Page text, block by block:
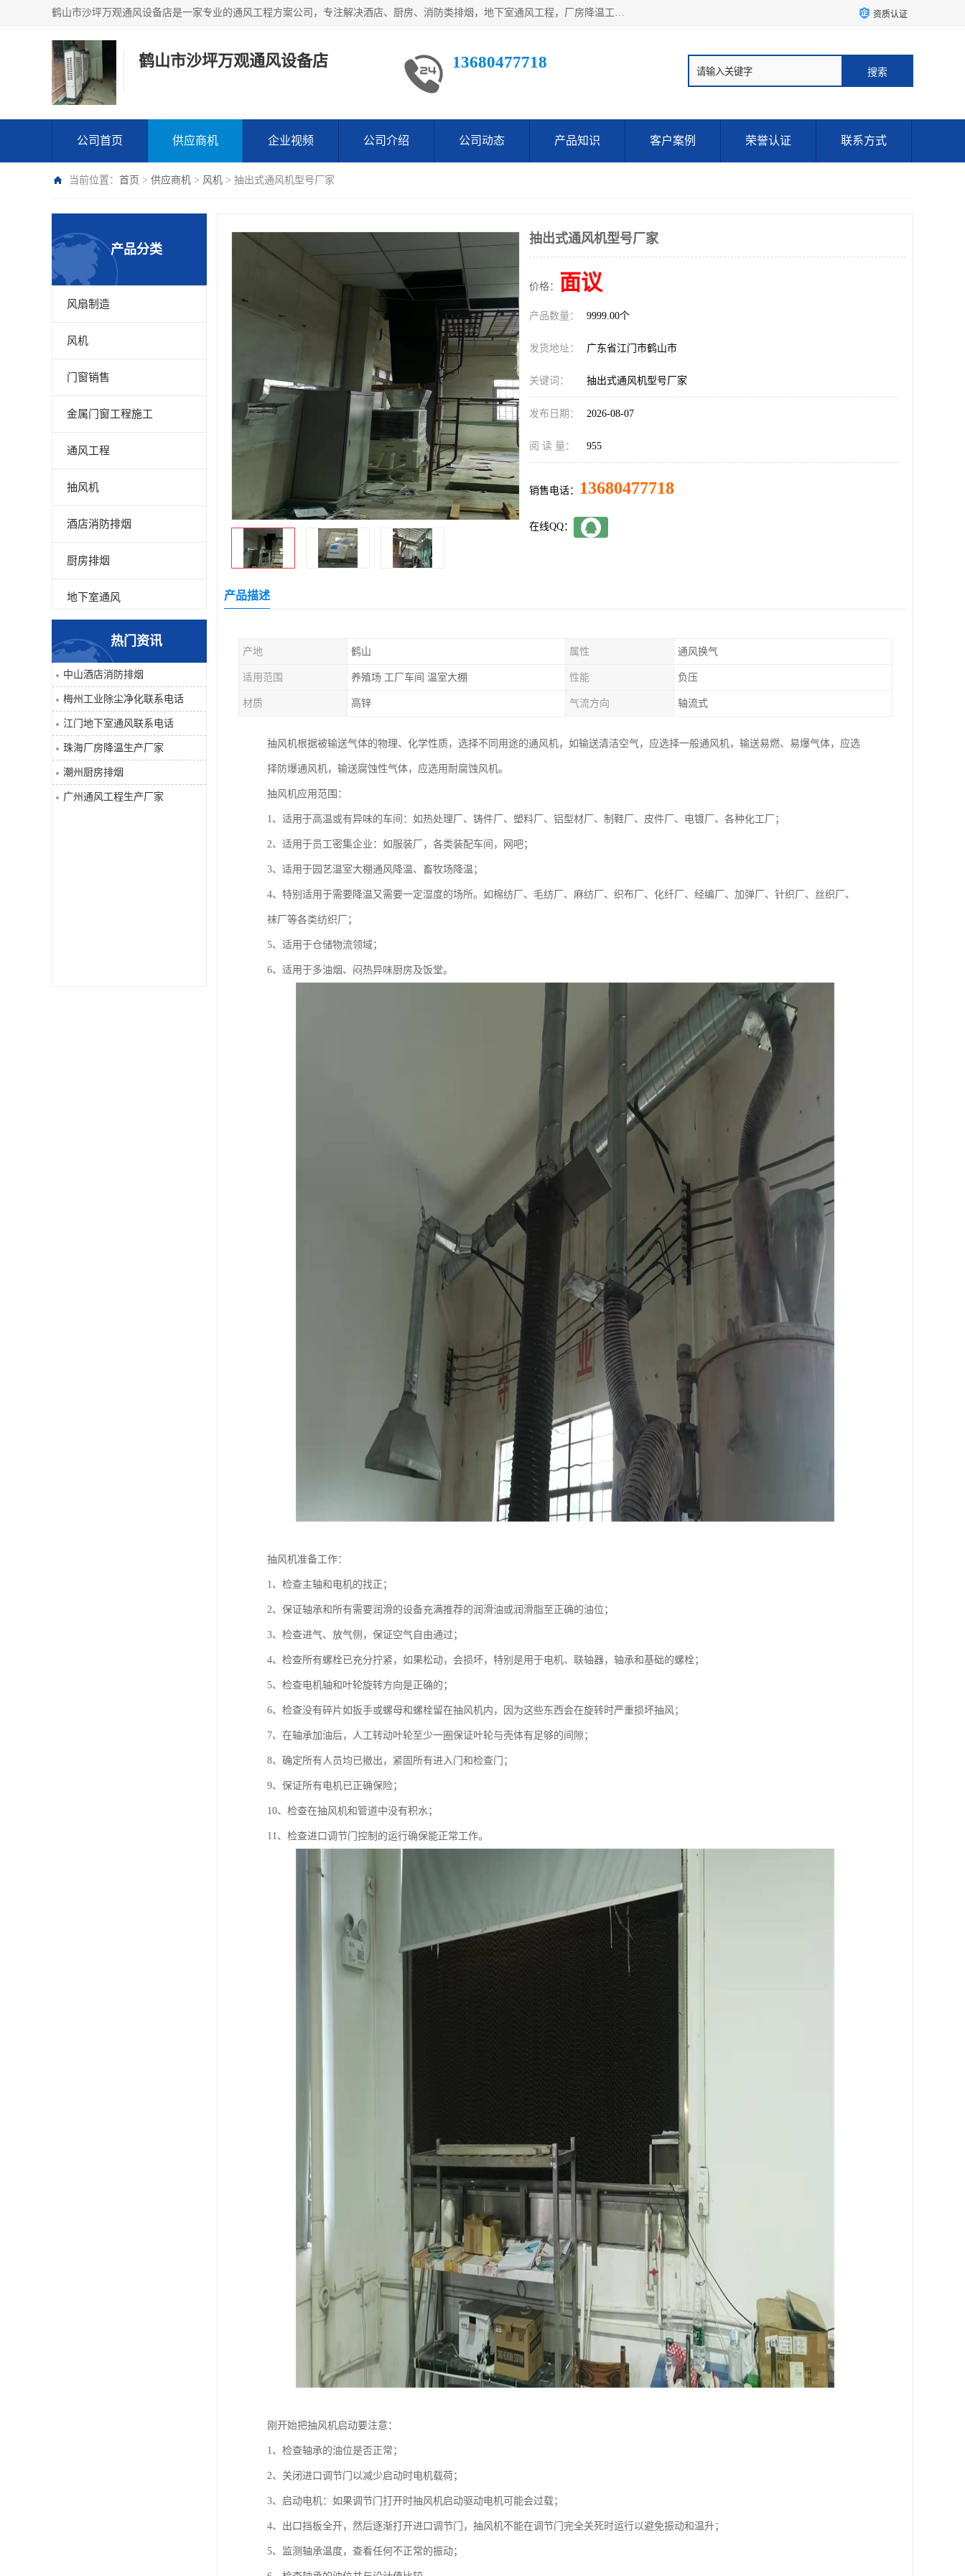
鹤山市沙坪万观通风设备店是一家专业的通风工程方案公司，专注解决酒店、厨房、消防类排烟，地下室通风工程，厂房降温工程，工业除尘净化工程及各类环保通风工程。 资质认证
鹤山市沙坪万观通风设备店 13680477718
公司首页 供应商机 企业视频 公司介绍 公司动态 产品知识 客户案例 荣誉认证 联系方式
当前位置： 首页 > 供应商机 > 风机 > 抽出式通风机型号厂家
产品分类
风扇制造
风机
门窗销售
金属门窗工程施工
通风工程
抽风机
酒店消防排烟
厨房排烟
地下室通风
工业除尘净化
热门资讯
中山酒店消防排烟
梅州工业除尘净化联系电话
江门地下室通风联系电话
珠海厂房降温生产厂家
潮州厨房排烟
广州通风工程生产厂家
抽出式通风机型号厂家
价格： 面议
产品数量： 9999.00个
发货地址： 广东省江门市鹤山市
关键词： 抽出式通风机型号厂家
发布日期： 2026-08-07
阅 读 量： 955
销售电话： 13680477718
在线QQ：
产品描述
产地 鹤山 属性 通风换气
适用范围 养殖场 工厂车间 温室大棚 性能 负压
材质 高锌 气流方向 轴流式
抽风机根据被输送气体的物理、化学性质，选择不同用途的通风机，如输送清洁空气，应选择一般通风机，输送易燃、易爆气体，应选
择防爆通风机，输送腐蚀性气体，应选用耐腐蚀风机。
抽风机应用范围：
1、适用于高温或有异味的车间：如热处理厂、铸件厂、塑料厂、铝型材厂、制鞋厂、皮件厂、电镀厂、各种化工厂；
2、适用于员工密集企业：如服装厂，各类装配车间，网吧；
3、适用于园艺温室大棚通风降温、畜牧场降温；
4、特别适用于需要降温又需要一定湿度的场所。如棉纺厂、毛纺厂、麻纺厂、织布厂、化纤厂、经编厂、加弹厂、针织厂、丝织厂、
袜厂等各类纺织厂；
5、适用于仓储物流领域；
6、适用于多油烟、闷热异味厨房及饭堂。
抽风机准备工作：
1、检查主轴和电机的找正；
2、保证轴承和所有需要润滑的设备充满推荐的润滑油或润滑脂至正确的油位；
3、检查进气、放气侧，保证空气自由通过；
4、检查所有螺栓已充分拧紧，如果松动，会损坏，特别是用于电机、联轴器，轴承和基础的螺栓；
5、检查电机轴和叶轮旋转方向是正确的；
6、检查没有碎片如扳手或螺母和螺栓留在抽风机内，因为这些东西会在旋转时严重损坏抽风；
7、在轴承加油后，人工转动叶轮至少一圈保证叶轮与壳体有足够的间隙；
8、确定所有人员均已撤出，紧固所有进入门和检查门；
9、保证所有电机已正确保险；
10、检查在抽风机和管道中没有积水；
11、检查进口调节门控制的运行确保能正常工作。
刚开始把抽风机启动要注意：
1、检查轴承的油位是否正常；
2、关闭进口调节门以减少启动时电机载荷；
3、启动电机：如果调节门打开时抽风机启动驱动电机可能会过载；
4、出口挡板全开，然后逐渐打开进口调节门，抽风机不能在调节门完全关死时运行以避免振动和温升；
5、监测轴承温度，查看任何不正常的振动；